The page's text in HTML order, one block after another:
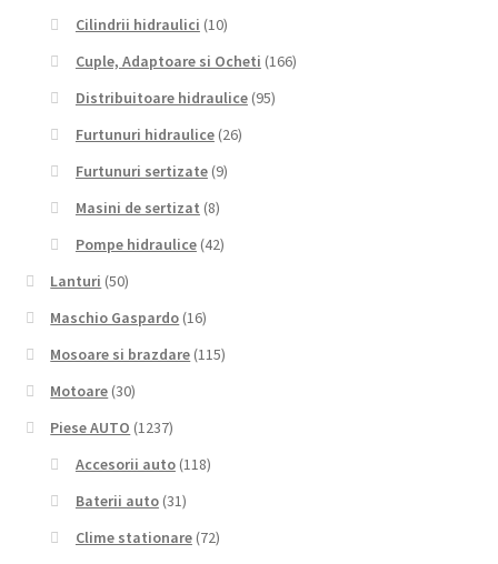
Cilindrii hidraulici (10)
Cuple, Adaptoare si Ocheti (166)
Distribuitoare hidraulice (95)
Furtunuri hidraulice (26)
Furtunuri sertizate (9)
Masini de sertizat (8)
Pompe hidraulice (42)
Lanturi (50)
Maschio Gaspardo (16)
Mosoare si brazdare (115)
Motoare (30)
Piese AUTO (1237)
Accesorii auto (118)
Baterii auto (31)
Clime stationare (72)